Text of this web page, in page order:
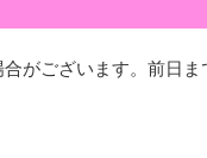
がございます。前日ま